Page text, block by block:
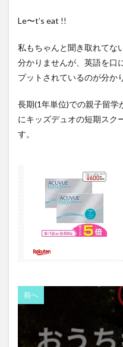
Le〜t’s eat !!
私もちゃんと聞き取れてな
分かりませんが、英語を口
プットされているのが分か
長期(1年単位)での親子留
にキッズデュオの短期スク
す。
前へ